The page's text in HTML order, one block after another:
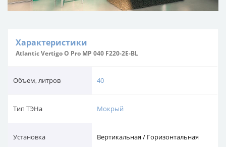
Характеристики
Atlantic Vertigo O Pro MP 040 F220-2E-BL
Объем, литров 40
Тип ТЭНа Мокрый
Установка Вертикальная / Горизонтальная